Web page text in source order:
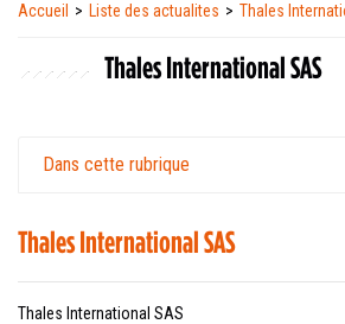
Accueil Liste des actualites Thales
Thales International SAS
Dans cette rubrique
Thales International SAS
Thales International SAS